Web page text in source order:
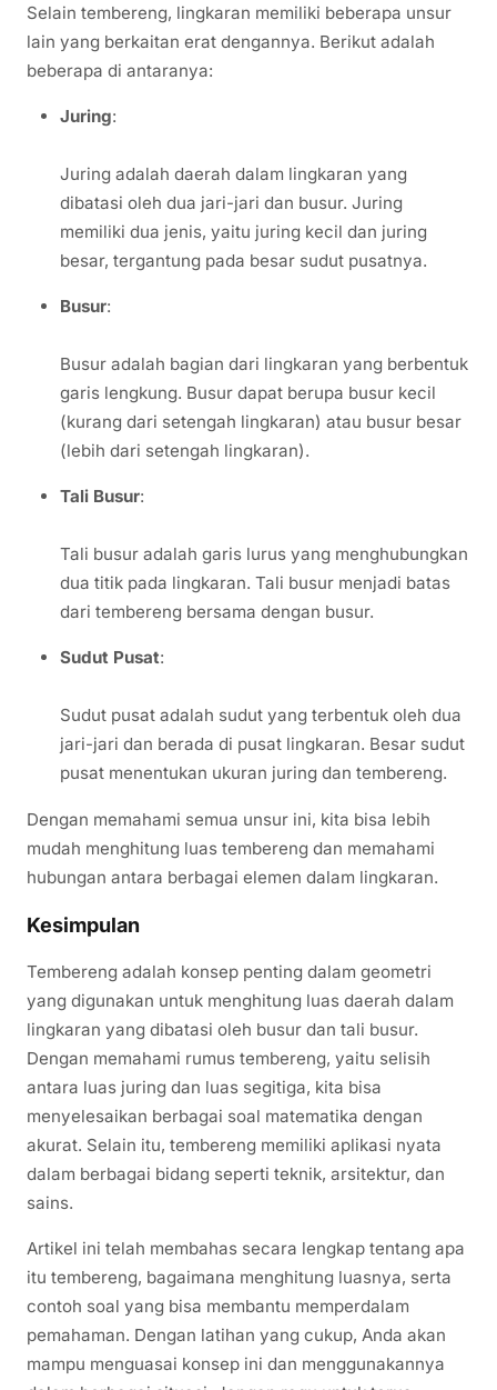
Selain tembereng, lingkaran memiliki beberapa unsur
lain yang berkaitan erat dengannya. Berikut adalah
beberapa di antaranya:
Juring:
Juring adalah daerah dalam lingkaran yang
dibatasi oleh dua jari-jari dan busur. Juring
memiliki dua jenis, yaitu juring kecil dan juring
besar, tergantung pada besar sudut pusatnya.
Busur:
Busur adalah bagian dari lingkaran yang berbentuk
garis lengkung. Busur dapat berupa busur kecil
(kurang dari setengah lingkaran) atau busur besar
(lebih dari setengah lingkaran).
Tali Busur:
Tali busur adalah garis lurus yang menghubungkan
dua titik pada lingkaran. Tali busur menjadi batas
dari tembereng bersama dengan busur.
Sudut Pusat:
Sudut pusat adalah sudut yang terbentuk oleh dua
jari-jari dan berada di pusat lingkaran. Besar sudut
pusat menentukan ukuran juring dan tembereng.
Dengan memahami semua unsur ini, kita bisa lebih
mudah menghitung luas tembereng dan memahami
hubungan antara berbagai elemen dalam lingkaran.
Kesimpulan
Tembereng adalah konsep penting dalam geometri
yang digunakan untuk menghitung luas daerah dalam
lingkaran yang dibatasi oleh busur dan tali busur.
Dengan memahami rumus tembereng, yaitu selisih
antara luas juring dan luas segitiga, kita bisa
menyelesaikan berbagai soal matematika dengan
akurat. Selain itu, tembereng memiliki aplikasi nyata
dalam berbagai bidang seperti teknik, arsitektur, dan
sains.
Artikel ini telah membahas secara lengkap tentang apa
itu tembereng, bagaimana menghitung luasnya, serta
contoh soal yang bisa membantu memperdalam
pemahaman. Dengan latihan yang cukup, Anda akan
mampu menguasai konsep ini dan menggunakannya